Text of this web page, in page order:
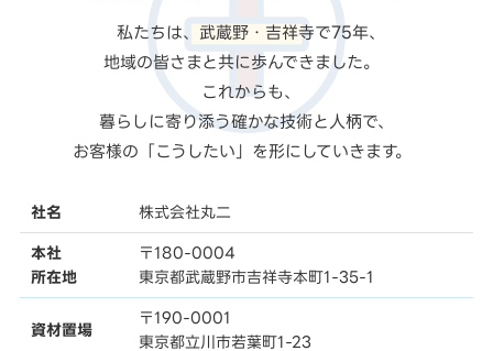
私たちは、武蔵野・吉祥寺で75年、
地域の皆さまと共に歩んできました。
これからも、
暮らしに寄り添う確かな技術と人柄で、
お客様の「こうしたい」を形にしていきます。
社名 株式会社丸二
本社
所在地
〒180-0004
東京都武蔵野市吉祥寺本町1-35-1
資材置場
〒190-0001
東京都立川市若葉町1-23